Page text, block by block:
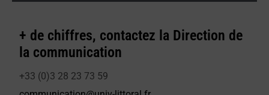
+ de chiffres, contactez la Direction de
la communication
+33 (0)3 28 23 73 59